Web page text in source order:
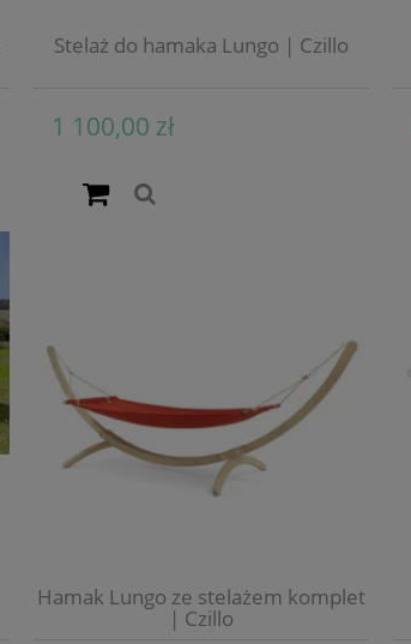
Stelaż do hamaka Lungo | Czillo
1 100,00 zł
Hamak Lungo ze stelażem komplet
| Czillo